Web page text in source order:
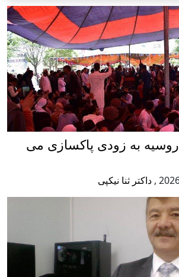
به زودی پاکسازی می
, داکتر ثنا نیکپی